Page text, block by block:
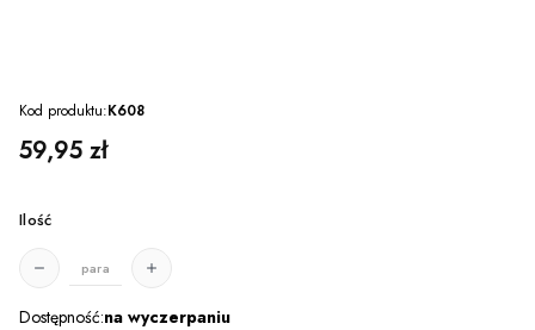
Kod produktu:K608
Cena
59,95 zł
Ilość
para
Dostępność:na wyczerpaniu